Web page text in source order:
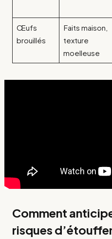
Œufs
brouillés
Faits maison,
texture
moelleuse
Comment
risques